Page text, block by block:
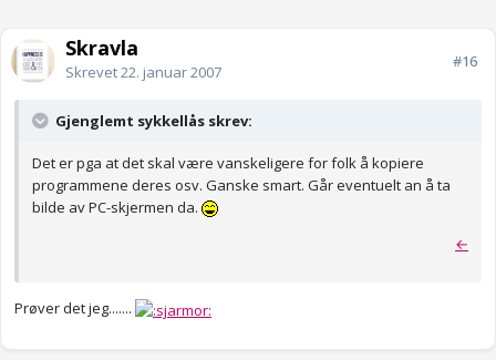
Skravla
Skrevet22. januar 2007
#16
Gjenglemt sykkellås skrev:
Det er pga at det skal være vanskeligere for folk å kopiere
programmene deres osv. Ganske smart. Går eventuelt an å ta
bilde av PC-skjermen da.
←
Prøver det jeg.......